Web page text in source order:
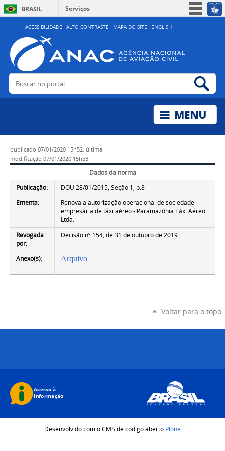
ACESSIBILIDADE ALTO CONTRASTE MAPA DO SITE ENGLISH
BRASIL
Serviços
Simplifique!
Acesso à informação
Legislação
Buscar no portal
publicado 07/01/2020 15h52, última
modificação 07/01/2020 15h53
Dados da norma
Publicação:
DOU 28/01/2015, Seção 1, p.8
Ementa:
Renova a autorização operacional de sociedade
empresária de táxi aéreo - Paramazônia Táxi Aéreo
Ltda.
Revogada
por:
Decisão nº 154, de 31 de outubro de 2019.
Anexo(s): Arquivo
Voltar para o topo
Desenvolvido com o CMS de código aberto Plone